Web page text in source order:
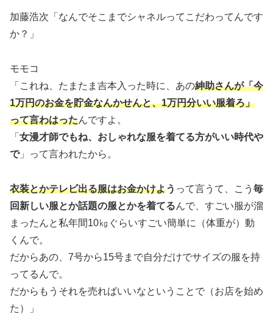
加藤浩次「なんでそこまでシャネルってこだわってんです
か？」
モモコ
「これね、たまたま吉本入った時に、あの紳助さんが「今
1万円のお金を貯金なんかせんと、1万円分いい服着ろ」
って言わはったんですよ。
「 女漫才師でもね、おしゃれな服を着てる方がいい時代や
で」って言われたから。
衣装とかテレビ出る服はお金かけよう って言うて、こう 毎
回新しい服とか話題の服とかを着てるんで、すごい服が溜
まったんと私年間10㎏ぐらいすごい簡単に（体重が）動
くんで。
だからあの、7号から15号まで自分だけでサイズの服を持
ってるんで。
だからもうそれを売ればいいなということで（お店を始め
た）」